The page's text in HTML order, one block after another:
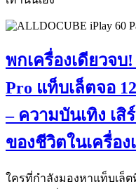
พกเครื่องเดียวจบ!
Pro แท็บเล็ตจอ
– ความบันเทิง เ
ของชีวิตในเครื่อง
ใครที่กำลังมองหาแท็บเล็